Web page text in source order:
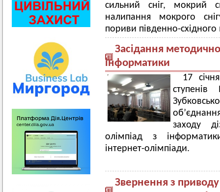
сильний сніг, мокрий
налипання мокрого
пориви південно-
Засідання
інформатики
17
заходу
олімпіад з
інтернет-олімпіади.
Звернення з приводу